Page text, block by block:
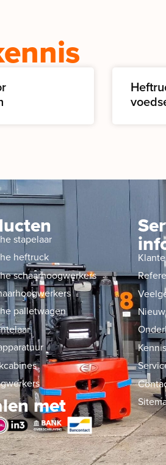
stapelaar
heftruck
schaarhoogwerkers
palletwagen
met